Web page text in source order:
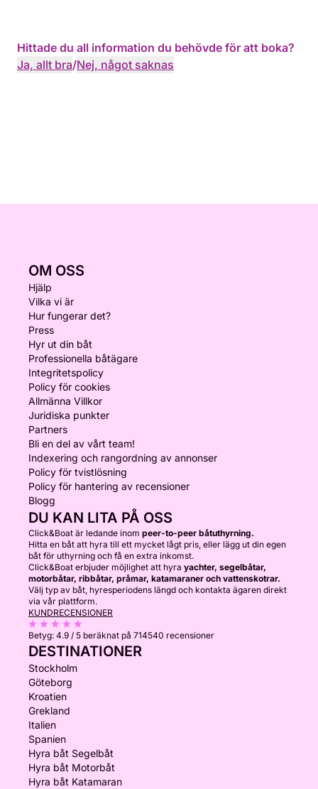
Hittade du all information du behövde för att boka?
Ja, allt bra/Nej, något saknas
OM OSS
Hjälp
Vilka vi är
Hur fungerar det?
Press
Hyr ut din båt
Professionella båtägare
Integritetspolicy
Policy för cookies
Allmänna Villkor
Juridiska punkter
Partners
Bli en del av vårt team!
Indexering och rangordning av annonser
Policy för tvistlösning
Policy för hantering av recensioner
Blogg
DU KAN LITA PÅ OSS
Click&Boat är ledande inom peer-to-peer båtuthyrning.
Hitta en båt att hyra till ett mycket lågt pris, eller lägg ut din egen
båt för uthyrning och få en extra inkomst.
Click&Boat erbjuder möjlighet att hyra yachter, segelbåtar,
motorbåtar, ribbåtar, pråmar, katamaraner och vattenskotrar.
Välj typ av båt, hyresperiodens längd och kontakta ägaren direkt
via vår plattform.
KUNDRECENSIONER
Betyg: 4.9 / 5 beräknat på 714540 recensioner
DESTINATIONER
Stockholm
Göteborg
Kroatien
Grekland
Italien
Spanien
Hyra båt Segelbåt
Hyra båt Motorbåt
Hyra båt Katamaran